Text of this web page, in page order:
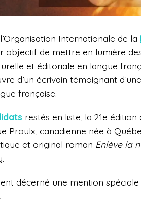
Internationale de la
objectif de mettre en lumière
et éditoriale en langue
d’un écrivain témoignant
française.
restés en liste, la 21e
Proulx, canadienne née à
et original roman Enlève la
décerné une mention